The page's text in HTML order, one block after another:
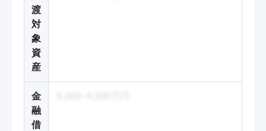
渡
対
象
資
産
金
融
借